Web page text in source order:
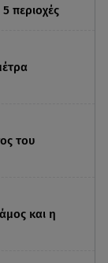
περιοχές
του
και η